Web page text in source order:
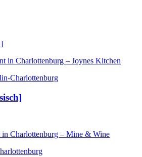
in Charlottenburg – Joynes Kitchen
Charlottenburg
in Charlottenburg – Mine & Wine